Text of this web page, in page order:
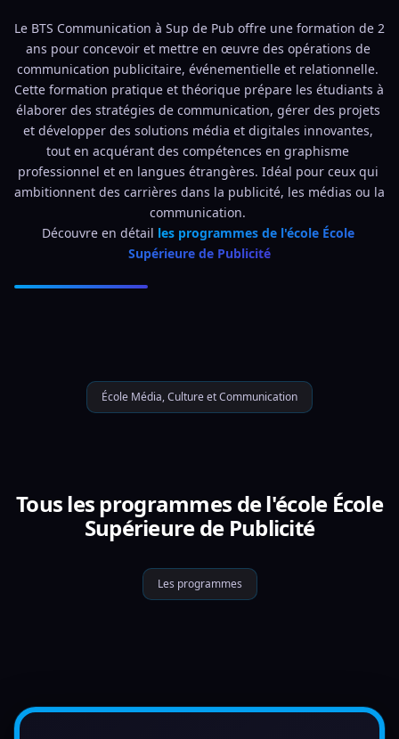
Le BTS Communication à Sup de Pub offre une formation de 2
ans pour concevoir et mettre en œuvre des opérations de
communication publicitaire, événementielle et relationnelle.
Cette formation pratique et théorique prépare les étudiants à
élaborer des stratégies de communication, gérer des projets
et développer des solutions média et digitales innovantes,
tout en acquérant des compétences en graphisme
professionnel et en langues étrangères. Idéal pour ceux qui
ambitionnent des carrières dans la publicité, les médias ou la
communication.
Découvre en détail les programmes de l'école École
Supérieure de Publicité
École Média, Culture et Communication
Tous les programmes de l'école École
Supérieure de Publicité
Les programmes